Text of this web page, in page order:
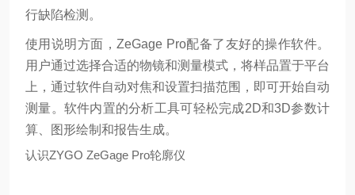
行缺陷检测。
使用说明方面，ZeGage Pro配备了友好的操作软件。
用户通过选择合适的物镜和测量模式，将样品置于平台
上，通过软件自动对焦和设置扫描范围，即可开始自动
测量。软件内置的分析工具可轻松完成2D和3D参数计
算、图形绘制和报告生成。
认识ZYGO ZeGage Pro轮廓仪